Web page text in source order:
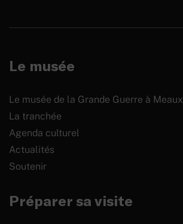
Le musée
Le musée de la Grande Guerre à Meaux
La tranchée
Agenda culturel
Actualités
Soutenir
Préparer sa visite